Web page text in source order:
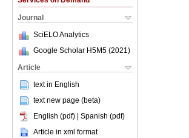
Journal
SciELO Analytics
Google Scholar H5M5 (2021 )
Article
text in English
text new page (beta)
English (pdf) | Spanish (pdf)
Article in xml format